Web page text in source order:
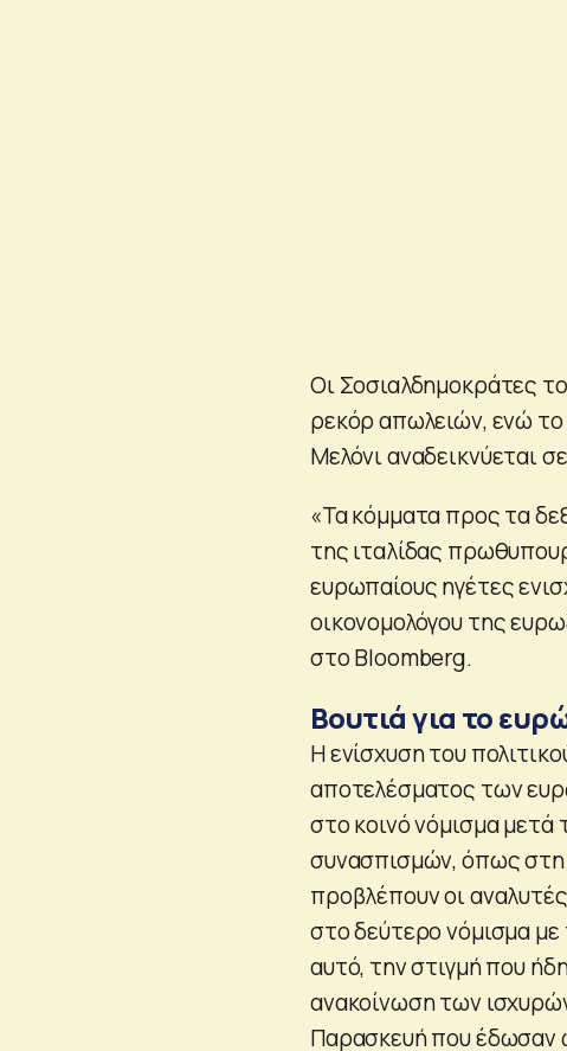
Οι Σοσιαλδημοκράτες
ρεκόρ απωλειών, ενώ
Μελόνι αναδεικνύεται
«Τα κόμματα προς τα
της ιταλίδας
ευρωπαίους ηγέτες
οικονομολόγου της
στο Bloomberg.
Βουτιά για το
Η ενίσχυση του
αποτελέσματος των
στο κοινό νόμισμα
συνασπισμών, όπως στη
προβλέπουν οι
στο δεύτερο νόμισμα
αυτό, την στιγμή που
ανακοίνωση των
Παρασκευή που έδωσαν